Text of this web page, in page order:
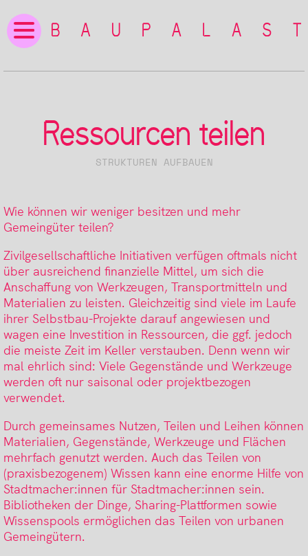
Ressourcen teilen
STRUKTUREN AUFBAUEN
Wie können wir weniger besitzen und mehr
Gemeingüter teilen?
Zivilgesellschaftliche Initiativen verfügen oftmals nicht
über ausreichend finanzielle Mittel, um sich die
Anschaffung von Werkzeugen, Transportmitteln und
Materialien zu leisten. Gleichzeitig sind viele im Laufe
ihrer Selbstbau-Projekte darauf angewiesen und
wagen eine Investition in Ressourcen, die ggf. jedoch
die meiste Zeit im Keller verstauben. Denn wenn wir
mal ehrlich sind: Viele Gegenstände und Werkzeuge
werden oft nur saisonal oder projektbezogen
verwendet.
Durch gemeinsames Nutzen, Teilen und Leihen können
Materialien, Gegenstände, Werkzeuge und Flächen
mehrfach genutzt werden. Auch das Teilen von
(praxisbezogenem) Wissen kann eine enorme Hilfe von
Stadtmacher:innen für Stadtmacher:innen sein.
Bibliotheken der Dinge, Sharing-Plattformen sowie
Wissenspools ermöglichen das Teilen von urbanen
Gemeingütern.